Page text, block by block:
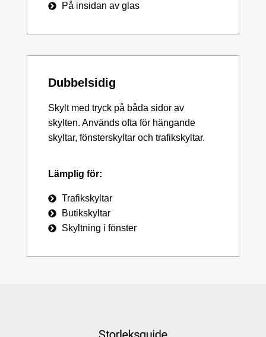
På insidan av glas
Dubbelsidig
Skylt med tryck på båda sidor av
skylten. Används ofta för hängande
skyltar, fönsterskyltar och trafikskyltar.
Lämplig för:
Trafikskyltar
Butikskyltar
Skyltning i fönster